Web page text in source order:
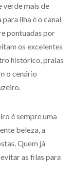
mais de
ilha é o canal
pontuadas por
os excelentes
histórico, praias
o cenário
é sempre uma
beleza, a
Quem já
as filas para